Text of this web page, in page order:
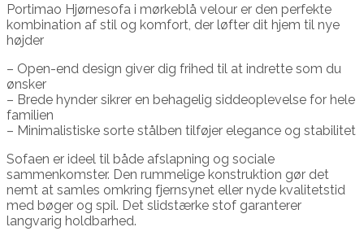
Portimao Hjørnesofa i mørkeblå velour er den perfekte
kombination af stil og komfort, der løfter dit hjem til nye
højder
– Open-end design giver dig frihed til at indrette som du
ønsker
– Brede hynder sikrer en behagelig siddeoplevelse for hele
familien
– Minimalistiske sorte stålben tilføjer elegance og stabilitet
Sofaen er ideel til både afslapning og sociale
sammenkomster. Den rummelige konstruktion gør det
nemt at samles omkring fjernsynet eller nyde kvalitetstid
med bøger og spil. Det slidstærke stof garanterer
langvarig holdbarhed.